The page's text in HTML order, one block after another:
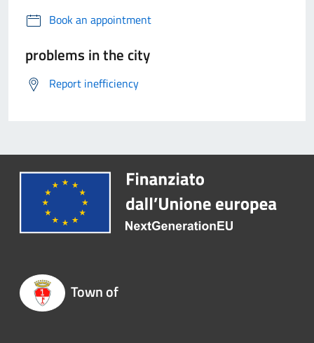
Book an appointment
problems in the city
Report inefficiency
Town of